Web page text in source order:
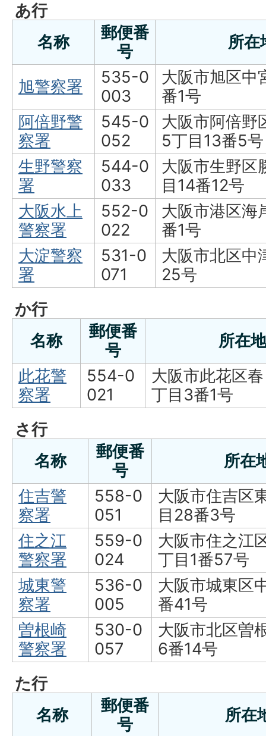
あ行
名称
郵便番
号
所在
旭警察署
535-0
003
大阪市旭区中
番1号
阿倍野警
察署
545-0
052
大阪市阿倍野
5丁目13番5号
生野警察
署
544-0
033
大阪市生野区
目14番12号
大阪水上
警察署
552-0
022
大阪市港区海
番1号
大淀警察
署
531-0
071
大阪市北区中
25号
か行
名称
郵便番
号
所在地
此花警
察署
554-0
021
大阪市此花区
丁目3番1号
さ行
名称
郵便番
号
所在
住吉警
察署
558-0
051
大阪市住吉区
目28番3号
住之江
警察署
559-0
024
大阪市住之江
丁目1番57号
城東警
察署
536-0
005
大阪市城東区
番41号
曽根崎
警察署
530-0
057
大阪市北区曽
6番14号
た行
名称
郵便番
号
所在